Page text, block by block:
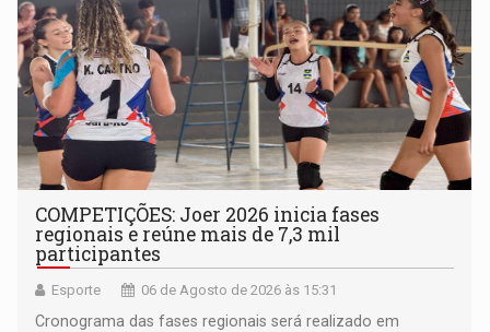
COMPETIÇÕES: Joer 2026 inicia fases
regionais e reúne mais de 7,3 mil
participantes
Esporte 06 de Agosto de 2026 às 15:31
Cronograma das fases regionais será realizado em